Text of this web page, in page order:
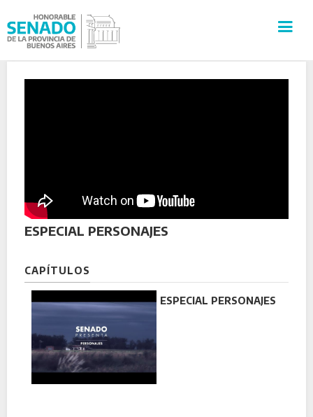
CULTURA
VISITAS GUIADAS
ESPECIAL PERSONAJES
CAPÍTULOS
ESPECIAL PERSONAJES